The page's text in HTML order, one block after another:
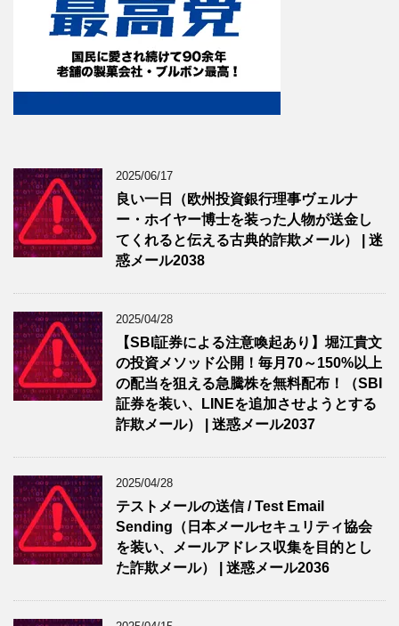
2025/06/17
良い一日（欧州投資銀行理事ヴェルナ
ー・ホイヤー博士を装った人物が送金し
てくれると伝える古典的詐欺メール） | 迷
惑メール2038
2025/04/28
【SBI証券による注意喚起あり】堀江貴文
の投資メソッド公開！毎月70～150%以上
の配当を狙える急騰株を無料配布！（SBI
証券を装い、LINEを追加させようとする
詐欺メール） | 迷惑メール2037
2025/04/28
テストメールの送信 / Test Email
Sending（日本メールセキュリティ協会
を装い、メールアドレス収集を目的とし
た詐欺メール） | 迷惑メール2036